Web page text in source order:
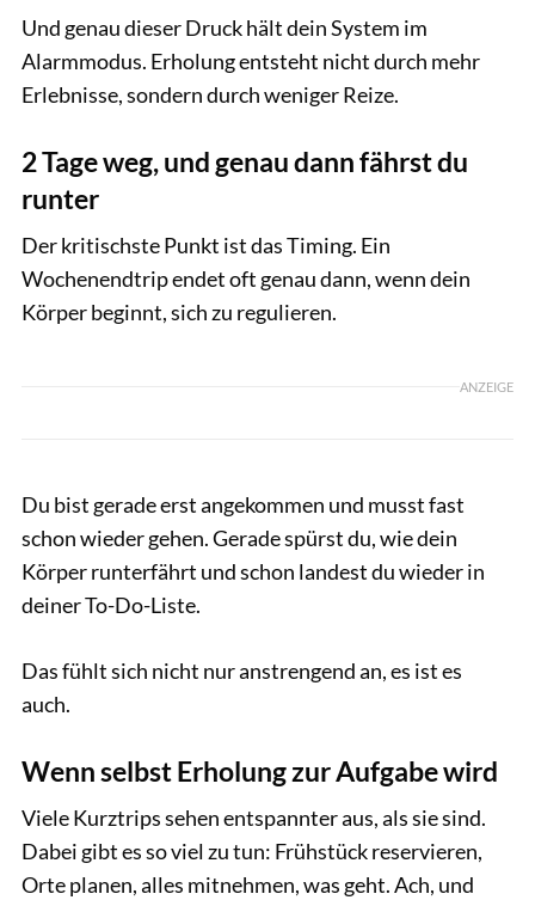
Und genau dieser Druck hält dein System im
Alarmmodus. Erholung entsteht nicht durch mehr
Erlebnisse, sondern durch weniger Reize.
2 Tage weg, und genau dann fährst du
runter
Der kritischste Punkt ist das Timing. Ein
Wochenendtrip endet oft genau dann, wenn dein
Körper beginnt, sich zu regulieren.
ANZEIGE
Du bist gerade erst angekommen und musst fast
schon wieder gehen. Gerade spürst du, wie dein
Körper runterfährt und schon landest du wieder in
deiner To-Do-Liste.
Das fühlt sich nicht nur anstrengend an, es ist es
auch.
Wenn selbst Erholung zur Aufgabe wird
Viele Kurztrips sehen entspannter aus, als sie sind.
Dabei gibt es so viel zu tun: Frühstück reservieren,
Orte planen, alles mitnehmen, was geht. Ach, und